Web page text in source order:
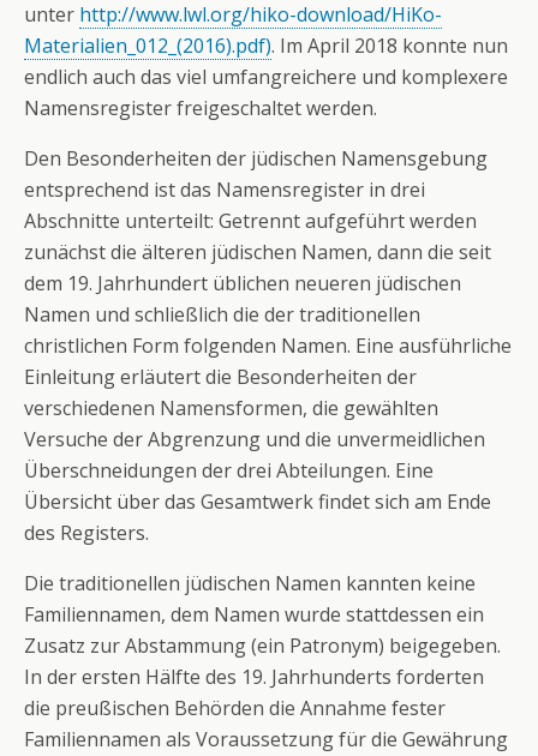
unter http://www.lwl.org/hiko-download/HiKo-
Materialien_012_(2016).pdf). Im April 2018 konnte nun
endlich auch das viel umfangreichere und komplexere
Namensregister freigeschaltet werden.
Den Besonderheiten der jüdischen Namensgebung
entsprechend ist das Namensregister in drei
Abschnitte unterteilt: Getrennt aufgeführt werden
zunächst die älteren jüdischen Namen, dann die seit
dem 19. Jahrhundert üblichen neueren jüdischen
Namen und schließlich die der traditionellen
christlichen Form folgenden Namen. Eine ausführliche
Einleitung erläutert die Besonderheiten der
verschiedenen Namensformen, die gewählten
Versuche der Abgrenzung und die unvermeidlichen
Überschneidungen der drei Abteilungen. Eine
Übersicht über das Gesamtwerk findet sich am Ende
des Registers.
Die traditionellen jüdischen Namen kannten keine
Familiennamen, dem Namen wurde stattdessen ein
Zusatz zur Abstammung (ein Patronym) beigegeben.
In der ersten Hälfte des 19. Jahrhunderts forderten
die preußischen Behörden die Annahme fester
Familiennamen als Voraussetzung für die Gewährung